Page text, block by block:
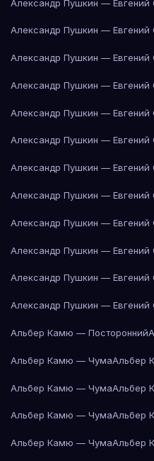
Александр Пушкин — Евгений
Александр Пушкин — Евгений
Александр Пушкин — Евгений
Александр Пушкин — Евгений
Александр Пушкин — Евгений
Александр Пушкин — Евгений
Александр Пушкин — Евгений
Александр Пушкин — Евгений
Александр Пушкин — Евгений
Александр Пушкин — Евгений
Александр Пушкин — Евгений
Александр Пушкин — Евгений
Альбер Камю — Посторонний
Альбер Камю — ЧумаАльбер
Альбер Камю — ЧумаАльбер
Альбер Камю — ЧумаАльбер
Альбер Камю — ЧумаАльбер